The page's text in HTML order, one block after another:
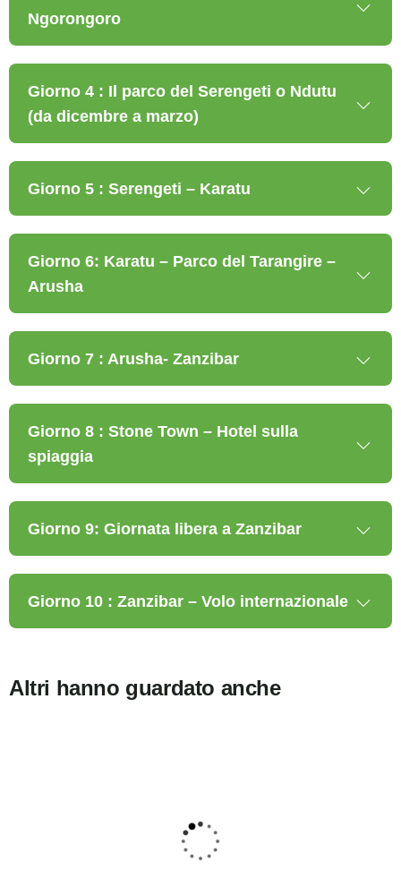
Ngorongoro
Giorno 4 : Il parco del Serengeti o Ndutu
(da dicembre a marzo)
Giorno 5 : Serengeti – Karatu
Giorno 6: Karatu – Parco del Tarangire –
Arusha
Giorno 7 : Arusha- Zanzibar
Giorno 8 : Stone Town – Hotel sulla
spiaggia
Giorno 9: Giornata libera a Zanzibar
Giorno 10 : Zanzibar – Volo internazionale
Altri hanno guardato anche